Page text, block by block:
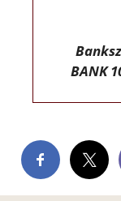
BANK